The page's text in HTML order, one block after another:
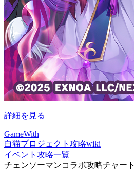
詳細を見る
GameWith
白猫プロジェクト攻略wiki
イベント攻略一覧
チェンソーマンコラボ攻略チャート